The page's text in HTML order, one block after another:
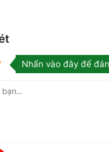
Nhấn vào đây để